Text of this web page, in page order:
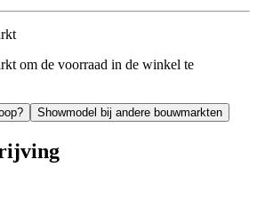
om de voorraad in de winkel te
Showmodel bij andere bouwmarkten